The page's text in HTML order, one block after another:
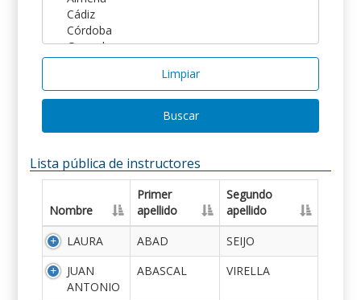
Limpiar
Buscar
Lista pública de instructores
Nombre
Primer
apellido
Segundo
apellido
LAURA
ABAD
SEIJO
JUAN
ANTONIO
ABASCAL VIRELLA